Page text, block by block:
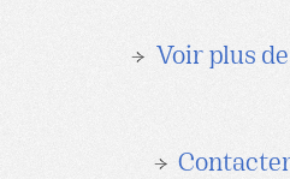
→ Voir plus
→